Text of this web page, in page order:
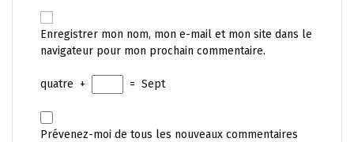
Enregistrer mon nom, mon e-mail et mon site dans le
navigateur pour mon prochain commentaire.
quatre + = Sept
Prévenez-moi de tous les nouveaux commentaires